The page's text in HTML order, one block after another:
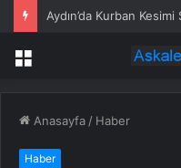
Aydın’da Kurban Kesimi
Menü
Anasayfa / Haber
Haber